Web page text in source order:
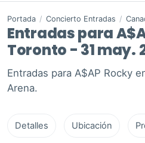
Portada / Concierto Entradas /
Entradas para
Toronto - 31 may.
Entradas para A$AP Rocky
Arena.
Detalles Ubicación